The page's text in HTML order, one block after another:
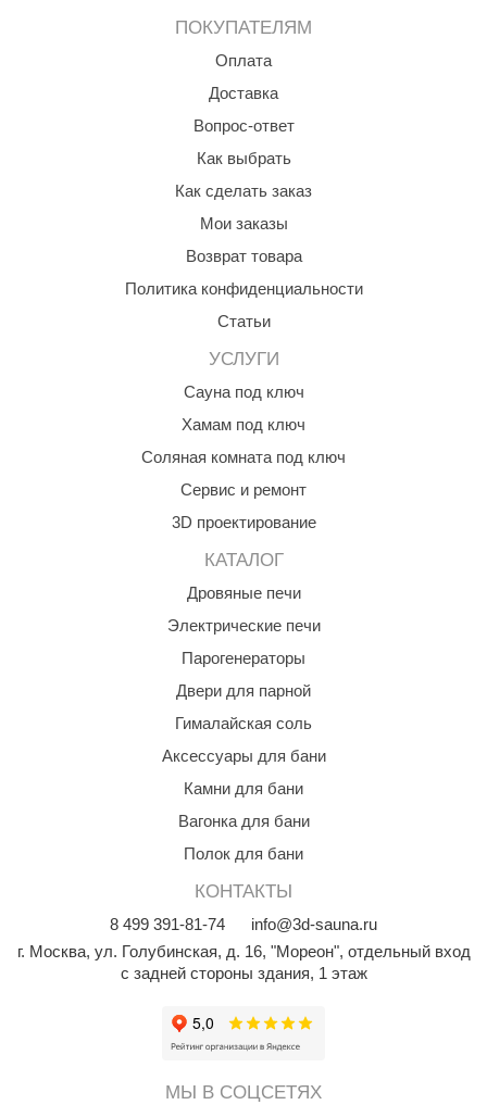
ПОКУПАТЕЛЯМ
Оплата
Доставка
Вопрос-ответ
Как выбрать
Как сделать заказ
Мои заказы
Возврат товара
Политика конфиденциальности
Статьи
УСЛУГИ
Сауна под ключ
Хамам под ключ
Соляная комната под ключ
Сервис и ремонт
3D проектирование
КАТАЛОГ
Дровяные печи
Электрические печи
Парогенераторы
Двери для парной
Гималайская соль
Аксессуары для бани
Камни для бани
Вагонка для бани
Полок для бани
КОНТАКТЫ
8 499 391-81-74
info@3d-sauna.ru
г. Москва, ул. Голубинская, д. 16, "Мореон", отдельный вход
с задней стороны здания, 1 этаж
МЫ В СОЦСЕТЯХ